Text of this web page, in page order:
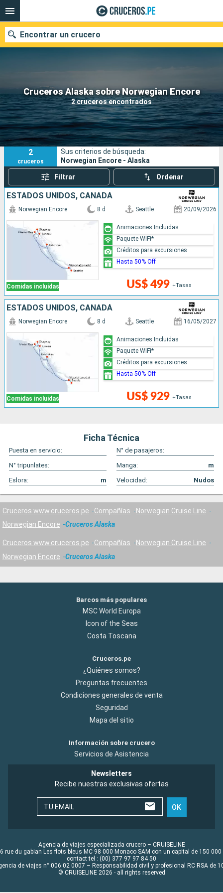
Cruceros Alaska sobre Norwegian Encore
2 cruceros encontrados
Encontrar un crucero
Nuestros destinos
Fecha de salida
Puertos Compañías
Buscar
2
cruceros
Sus criterios de búsqueda:
Norwegian Encore - Alaska
Filtrar Ordenar
ESTADOS UNIDOS, CANADÁ
Comidas incluidas
Norwegian Encore 8 d Seattle 20/09/2026
US$ 499 +Tasas
Animaciones Incluidas
Paquete WiFi*
Créditos para excursiones
Hasta 50% Off
ESTADOS UNIDOS, CANADÁ
Comidas incluidas
Norwegian Encore 8 d Seattle 16/05/2027
US$ 929 +Tasas
Animaciones Incluidas
Paquete WiFi*
Créditos para excursiones
Hasta 50% Off
Ficha Técnica
Puesta en servicio:
N° de pasajeros:
N° tripunlates:
Manga:
m
Eslora:
m Velocidad: Nudos
Cruceros www.cruceros.pe Compañías
Norwegian Cruise Line
Norwegian Encore
Cruceros Alaska
Cruceros www.cruceros.pe Compañías
Norwegian Cruise Line
Norwegian Encore
Cruceros Alaska
Barcos más populares
MSC World Europa
Icon of the Seas
Costa Toscana
Cruceros.pe
¿Quiénes somos?
Preguntas frecuentes
Condiciones generales de venta
Seguridad
Mapa del sitio
Información sobre crucero
Servicios de Asistencia
Newsletters
Recibe nuestras exclusivas ofertas
TU EMAIL OK
Agencia de viajes especializada crucero – CRUISELINE
rue du gabian Les flots bleus MC 98 000 Monaco SAM con un capital de 150 000
contact tel : (00) 377 97 97 84 50
de viajes n° 006 02 0007 – Responsabilidad civil y profesional RC RSA de
© CRUISELINE 2026 - all rights reserved